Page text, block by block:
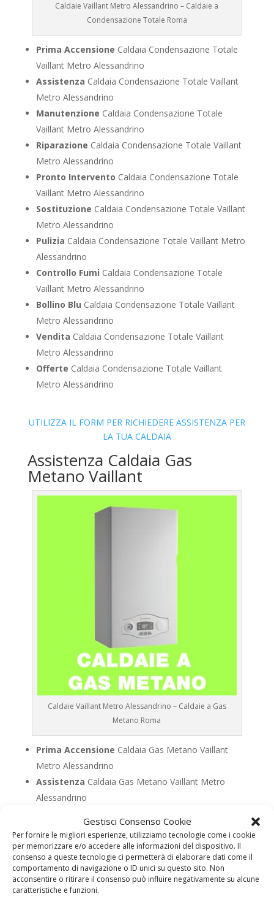
Gestisci Consenso Cookie
Per fornire le migliori esperienze, utilizziamo tecnologie come i cookie
per memorizzare e/o accedere alle informazioni del dispositivo. Il
consenso a queste tecnologie ci permetterà di elaborare dati come il
comportamento di navigazione o ID unici su questo sito. Non
acconsentire o ritirare il consenso può influire negativamente su alcune
caratteristiche e funzioni.
Caldaie Vaillant Metro Alessandrino – Caldaie a
Condensazione Totale Roma
Prima Accensione Caldaia Condensazione Totale
Vaillant Metro Alessandrino
Assistenza Caldaia Condensazione Totale Vaillant
Metro Alessandrino
Manutenzione Caldaia Condensazione Totale
Vaillant Metro Alessandrino
Riparazione Caldaia Condensazione Totale Vaillant
Metro Alessandrino
Pronto Intervento Caldaia Condensazione Totale
Vaillant Metro Alessandrino
Sostituzione Caldaia Condensazione Totale Vaillant
Metro Alessandrino
Pulizia Caldaia Condensazione Totale Vaillant Metro
Alessandrino
Controllo Fumi Caldaia Condensazione Totale
Vaillant Metro Alessandrino
Bollino Blu Caldaia Condensazione Totale Vaillant
Metro Alessandrino
Vendita Caldaia Condensazione Totale Vaillant
Metro Alessandrino
Offerte Caldaia Condensazione Totale Vaillant
Metro Alessandrino
UTILIZZA IL FORM PER RICHIEDERE ASSISTENZA PER
LA TUA CALDAIA
Assistenza Caldaia Gas
Metano Vaillant
Caldaie Vaillant Metro Alessandrino – Caldaie a Gas
Metano Roma
Prima Accensione Caldaia Gas Metano Vaillant
Metro Alessandrino
Assistenza Caldaia Gas Metano Vaillant Metro
Alessandrino
Alessandrino
Riparazione Caldaia Gas Metano Vaillant Metro
Alessandrino
Pronto InterventoCaldaia Gas Metano Vaillant
Metro Alessandrino